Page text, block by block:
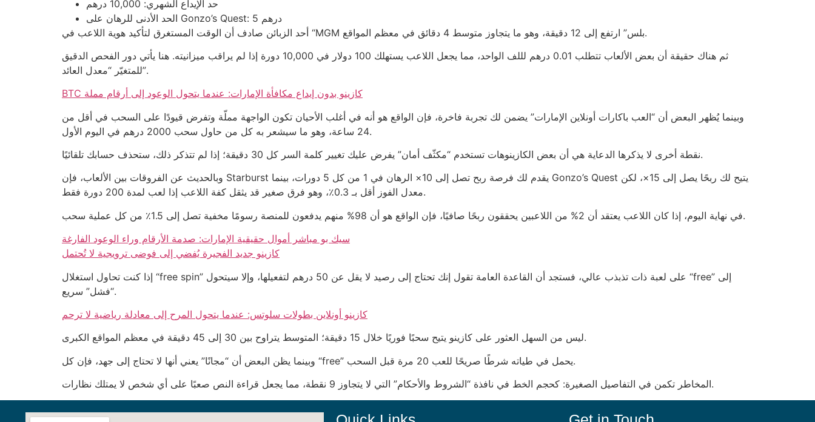
حد الإيداع الشهري: 10,000 درهم
الحد الأدنى للرهان على Gonzo’s Quest: 5 درهم
أحد الزبائن صادف أن الوقت المستغرق لتأكيد هوية اللاعب في “MGM بلس” ارتفع إلى 12 دقيقة، وهو ما يتجاوز متوسط 4 دقائق في معظم المواقع.
ثم هناك حقيقة أن بعض الألعاب تتطلب 0.01 درهم لللف الواحد، مما يجعل اللاعب يستهلك 100 دولار في 10,000 دورة إذا لم يراقب ميزانيته. هنا يأتي دور الفحص الدقيق
للمتغيّر “معدل العائد”.
BTC كازينو بدون إيداع مكافأة الإمارات: عندما يتحول الوعود إلى أرقام مملة
وبينما يُظهر البعض أن “العب باكارات أونلاين الإمارات” يضمن لك تجربة فاخرة، فإن الواقع هو أنه في أغلب الأحيان تكون الواجهة مملّة وتفرض قيودًا على السحب في أقل من
24 ساعة، وهو ما سيشعر به كل من حاول سحب 2000 درهم في اليوم الأول.
نقطة أخرى لا يذكرها الدعاية هي أن بعض الكازينوهات تستخدم “مكثّف أمان” يفرض عليك تغيير كلمة السر كل 30 دقيقة؛ إذا لم تتذكر ذلك، ستحذف حسابك تلقائيًا.
وبالحديث عن الفروقات بين الألعاب، فإن Starburst يقدم لك فرصة ربح تصل إلى 10× الرهان في 1 من كل 5 دورات، بينما Gonzo’s Quest يتيح لك ربحًا يصل إلى 15×، لكن
معدل الفوز أقل بـ 0.3٪، وهو فرق صغير قد يثقل كفة اللاعب إذا لعب لمدة 200 دورة فقط.
في نهاية اليوم، إذا كان اللاعب يعتقد أن 2% من اللاعبين يحققون ربحًا صافيًا، فإن الواقع هو أن 98% منهم يدفعون للمنصة رسومًا مخفية تصل إلى 1.5٪ من كل عملية سحب.
سيك بو مباشر أموال حقيقية الإمارات: صدمة الأرقام وراء الوعود الفارغة
كازينو جديد الفجيرة يُفضي إلى فوضى ترويجية لا تُحتمل
إذا كنت تحاول استغلال “free spin” على لعبة ذات تذبذب عالي، فستجد أن القاعدة العامة تقول إنك تحتاج إلى رصيد لا يقل عن 50 درهم لتفعيلها، وإلا سيتحول “free” إلى
“فشل” سريع.
كازينو أونلاين بطولات سلوتس: عندما يتحول المرح إلى معادلة رياضية لا ترحم
ليس من السهل العثور على كازينو يتيح سحبًا فوريًا خلال 15 دقيقة؛ المتوسط يتراوح بين 30 إلى 45 دقيقة في معظم المواقع الكبرى.
وبينما يظن البعض أن “مجانًا” يعني أنها لا تحتاج إلى جهد، فإن كل “free” يحمل في طياته شرطًا صريحًا للعب 20 مرة قبل السحب.
المخاطر تكمن في التفاصيل الصغيرة: كحجم الخط في نافذة “الشروط والأحكام” التي لا يتجاوز 9 نقطة، مما يجعل قراءة النص صعبًا على أي شخص لا يمتلك نظارات.